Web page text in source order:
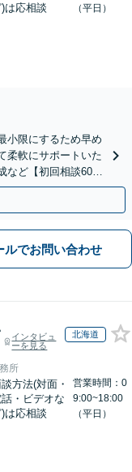
)は応相談
（平日）
小限にするため早め
柔軟にサポートいた
など【初回相談60分
ルでお問い合わせ
インタビュ
ーを見る
北海道
所
方法(対面・
話・ビデオな
)は応相談
営業時間：0
9:00~18:00
（平日）